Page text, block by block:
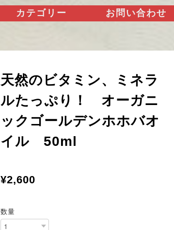
カテゴリー お問い合わせ
天然のビタミン、ミネラ
ルたっぷり！ オーガニ
ックゴールデンホホバオ
イル 50ml
¥2,600
数量